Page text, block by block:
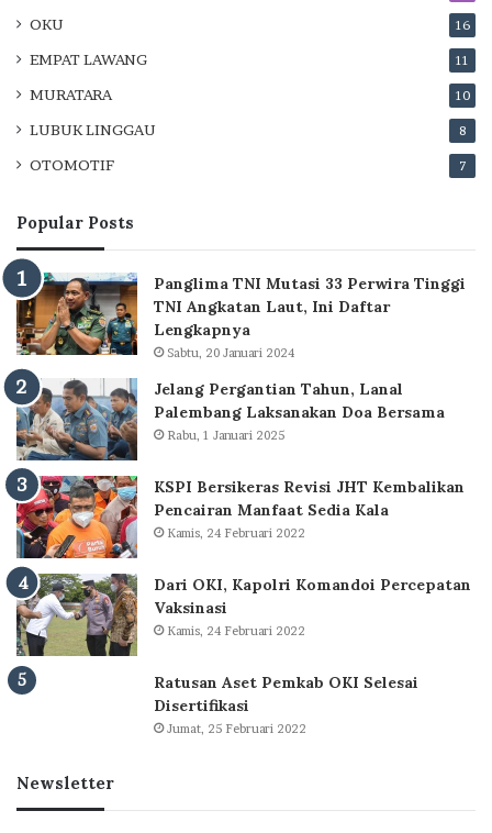
OKU 16
EMPAT LAWANG 11
MURATARA 10
LUBUK LINGGAU 8
OTOMOTIF 7
Popular Posts
Panglima TNI Mutasi 33 Perwira Tinggi
TNI Angkatan Laut, Ini Daftar
Lengkapnya
Sabtu, 20 Januari 2024
Jelang Pergantian Tahun, Lanal
Palembang Laksanakan Doa Bersama
Rabu, 1 Januari 2025
KSPI Bersikeras Revisi JHT Kembalikan
Pencairan Manfaat Sedia Kala
Kamis, 24 Februari 2022
Dari OKI, Kapolri Komandoi Percepatan
Vaksinasi
Kamis, 24 Februari 2022
Ratusan Aset Pemkab OKI Selesai
Disertifikasi
Jumat, 25 Februari 2022
Newsletter